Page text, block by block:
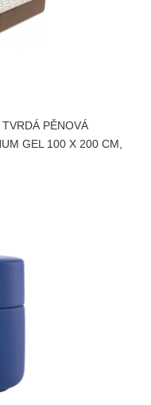
PĚNOVÁ
GEL 100 X 200 CM,